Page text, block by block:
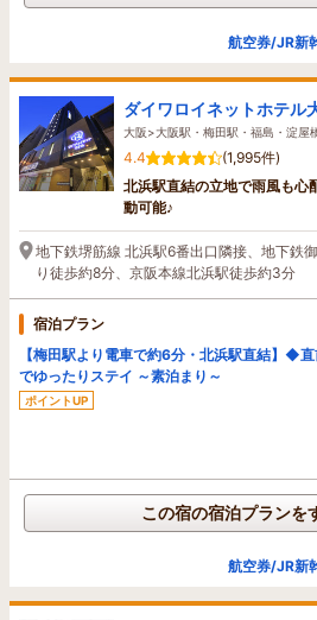
航空券/JR新
ダイワロイネットホテル
大阪>大阪駅・梅田駅・福島・淀屋
4.4
(1,995件)
北浜駅直結の立地で雨風も心
動可能♪
地下鉄堺筋線 北浜駅6番出口隣接、地下鉄
り徒歩約8分、京阪本線北浜駅徒歩約3分
宿泊プラン
【梅田駅より電車で約6分・北浜駅直結】◆
でゆったりステイ ～素泊まり～
ポイントUP
この宿の宿泊プランを
航空券/JR新